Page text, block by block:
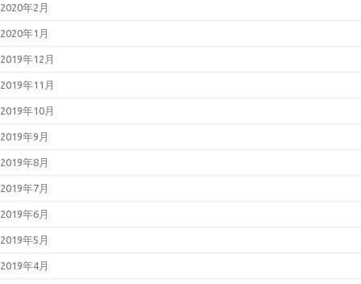
2020年2月
2020年1月
2019年12月
2019年11月
2019年10月
2019年9月
2019年8月
2019年7月
2019年6月
2019年5月
2019年4月